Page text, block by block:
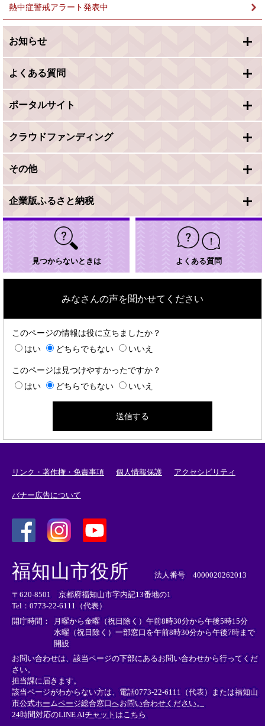
熱中症警戒アラート発表中
お知らせ
よくある質問
ポータルサイト
クラウドファンディング
その他
企業版ふるさと納税
見つからないときは よくある質問
みなさんの声を聞かせてください
このページの情報は役に立ちましたか？
はい
どちらでもない いいえ
このページは見つけやすかったですか？
はい
どちらでもない いいえ
リンク・著作権・免責事項 個人情報保護 アクセシビリティ
バナー広告について
外
部
リ
ン
ク
＞
外
リ
ン
ク
＞
外
部
ン
ク
＞
福知山市役所 法人番号 4000020262013
〒620-8501 京都府福知山市字内記13番地の1
Tel：0773-22-6111（代表）
開庁時間：
月曜から金曜（祝日除く）午前8時30分から午後5時15分
水曜（祝日除く）一部窓口を午前8時30分から午後7時まで
開設
お問い合わせは、該当ページの下部にあるお問い合わせから行ってくだ
さい。
担当課に届きます。
該当ページがわからない方は、電話0773-22-6111（代表）または福知山
市公式ホームページ総合窓口へお問い合わせください。
24時間対応のLINE AIチャットはこちら